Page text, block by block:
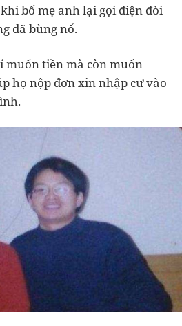
bố mẹ anh lại gọi điện đòi
đã bùng nổ.
muốn tiền mà còn muốn
họ nộp đơn xin nhập cư vào